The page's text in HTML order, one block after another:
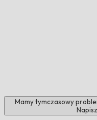
Mamy tymczasowy